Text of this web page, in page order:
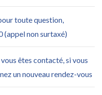
toute question,
(appel non surtaxé)
êtes contacté, si vous
un nouveau rendez-vous